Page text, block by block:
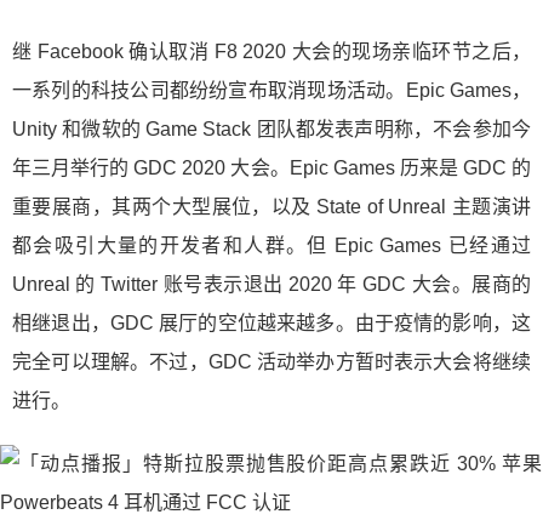
继 Facebook 确认取消 F8 2020 大会的现场亲临环节之后，
一系列的科技公司都纷纷宣布取消现场活动。Epic Games，
Unity 和微软的 Game Stack 团队都发表声明称，不会参加今
年三月举行的 GDC 2020 大会。Epic Games 历来是 GDC 的
重要展商，其两个大型展位，以及 State of Unreal 主题演讲
都会吸引大量的开发者和人群。但 Epic Games 已经通过
Unreal 的 Twitter 账号表示退出 2020 年 GDC 大会。展商的
相继退出，GDC 展厅的空位越来越多。由于疫情的影响，这
完全可以理解。不过，GDC 活动举办方暂时表示大会将继续
进行。